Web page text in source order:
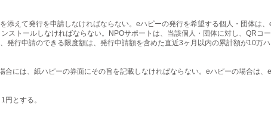
て発行を申請しなければならない。eハピーの発行を希望する個人・団体は、
トールしなければならない。NPOサポートは、当該個人・団体に対し、QRコー
申請のできる限度額は、発行申請額を含めた直近3ヶ月以内の累計額が10万
は、紙ハピーの券面にその旨を記載しなければならない。eハピーの場合は、
とする。